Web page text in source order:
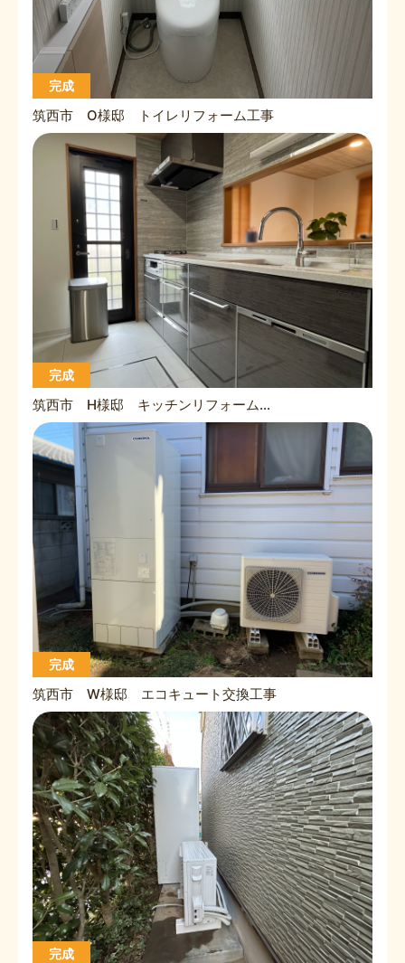
完成
筑西市 O様邸 トイレリフォーム工事
完成
筑西市 H様邸 キッチンリフォーム工事
完成
筑西市 W様邸 エコキュート交換工事
完成